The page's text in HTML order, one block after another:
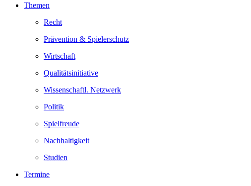
Themen
Recht
Prävention & Spielerschutz
Wirtschaft
Qualitätsinitiative
Wissenschaftl. Netzwerk
Politik
Spielfreude
Nachhaltigkeit
Studien
Termine